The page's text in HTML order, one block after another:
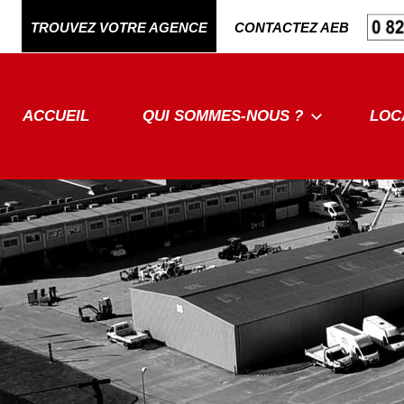
TROUVEZ VOTRE AGENCE CONTACTEZ AEB
ACCUEIL QUI SOMMES-NOUS ?